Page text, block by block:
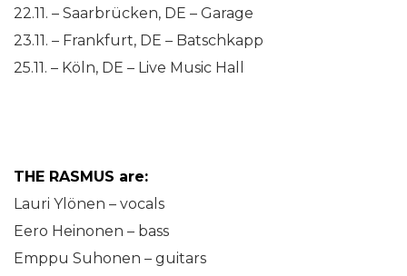
22.11. – Saarbrücken, DE – Garage
23.11. – Frankfurt, DE – Batschkapp
25.11. – Köln, DE – Live Music Hall
THE RASMUS are:
Lauri Ylönen – vocals
Eero Heinonen – bass
Emppu Suhonen – guitars